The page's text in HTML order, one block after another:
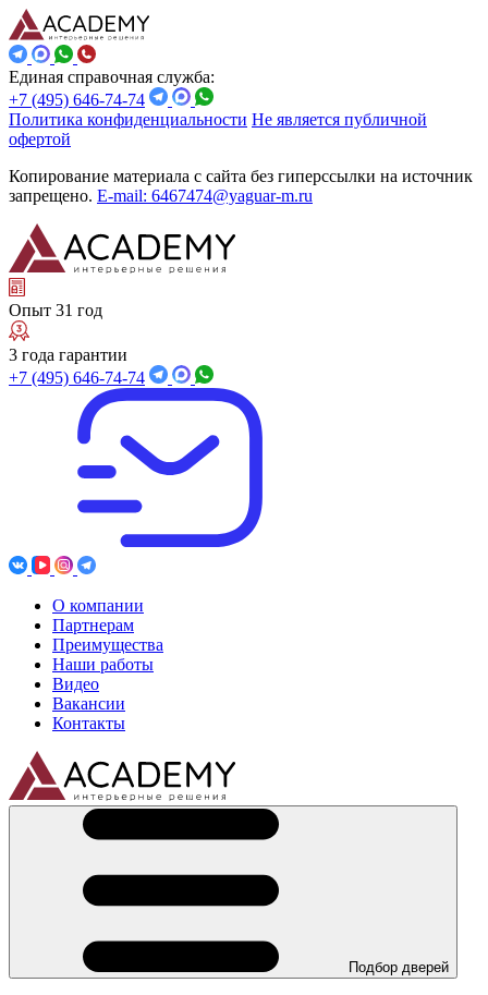
Единая справочная служба:
+7 (495) 646-74-74
Политика конфиденциальности Не является публичной
офертой
Копирование материала с сайта без гиперссылки на источник
запрещено. E-mail: 6467474@yaguar-m.ru
Опыт 31 год
3 года гарантии
+7 (495) 646-74-74
О компании
Партнерам
Преимущества
Наши работы
Видео
Вакансии
Контакты
Подбор дверей